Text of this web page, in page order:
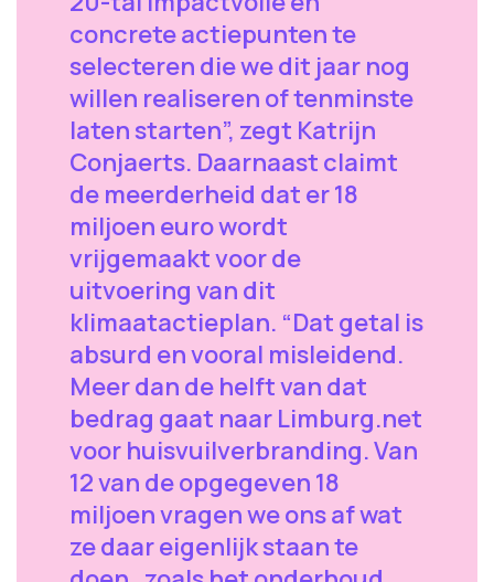
concrete actiepunten te
selecteren die we dit jaar nog
willen realiseren of tenminste
laten starten”, zegt Katrijn
Conjaerts. Daarnaast claimt
de meerderheid dat er 18
miljoen euro wordt
vrijgemaakt voor de
uitvoering van dit
klimaatactieplan. “Dat getal is
absurd en vooral misleidend.
Meer dan de helft van dat
bedrag gaat naar Limburg.net
voor huisvuilverbranding. Van
12 van de opgegeven 18
miljoen vragen we ons af wat
ze daar eigenlijk staan te